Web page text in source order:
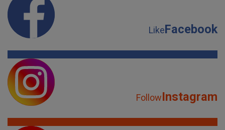
LikeFacebook
FollowInstagram